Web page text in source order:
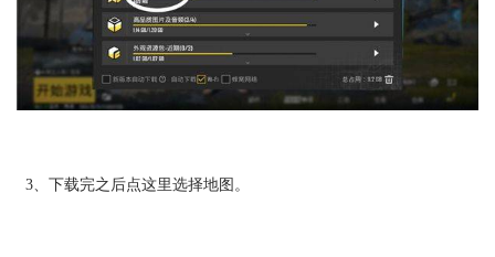
3、下载完之后点这里选择地图。